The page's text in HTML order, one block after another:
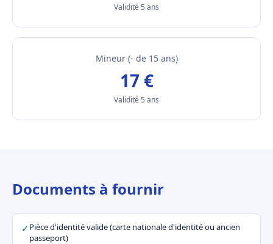
Validité 5 ans
Mineur (- de 15 ans)
17 €
Validité 5 ans
Documents à fournir
✓ Pièce d'identité valide (carte nationale d'identité ou ancien
passeport)